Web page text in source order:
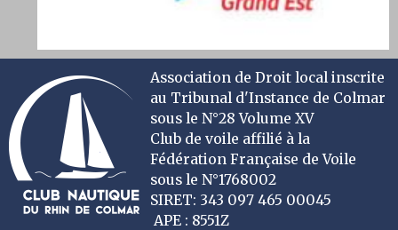
Association de Droit local inscrite
au Tribunal d'Instance de Colmar
sous le N°28 Volume XV
Club de voile affilié à la
Fédération Française de Voile
sous le N°1768002
SIRET: 343 097 465 00045
APE : 8551Z